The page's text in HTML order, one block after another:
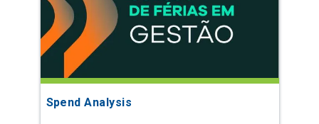
Spend Analysis